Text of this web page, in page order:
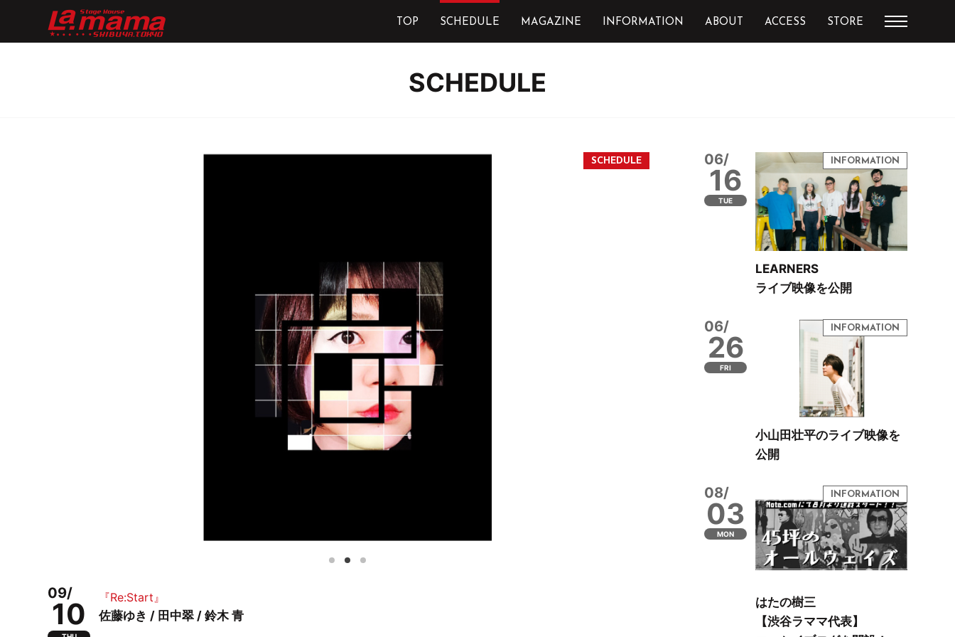
TOP SCHEDULE MAGAZINE INFORMATION ABOUT ACCESS STORE
SCHEDULE
09/
10
『Re:Start』
佐藤ゆき / 田中翠 / 鈴木 青
06/
16
TUE
LEARNERS
ライブ映像を公開
06/
26
FRI
小山田壮平のライブ映像を
公開
08/
03
MON
はたの樹三
【渋谷ラママ代表】